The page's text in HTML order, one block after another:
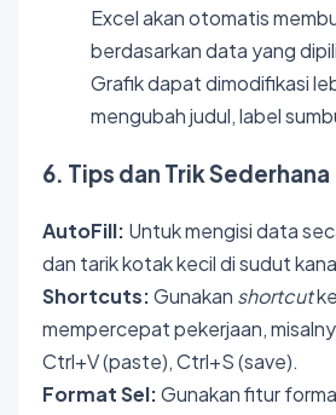
Excel akan otomatis
berdasarkan data yang
Grafik dapat dimodifikasi
mengubah judul, label
6. Tips dan Trik Sederhana
AutoFill: Untuk mengisi data
dan tarik kotak kecil di sudut
Shortcuts:Gunakan shortcut
mempercepat pekerjaan,
Ctrl+V (paste), Ctrl+S (save).
Format Sel:Gunakan fitur